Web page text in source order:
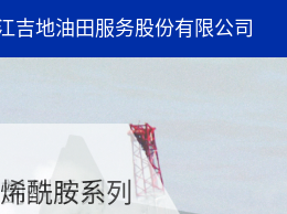
吉地油田服务股份有限公司
酰胺系列
剂系列